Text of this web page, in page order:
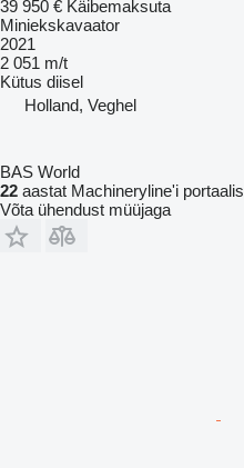
39 950 € Käibemaksuta
Miniekskavaator
2021
2 051 m/t
Kütus diisel
Holland, Veghel
BAS World
22 aastat Machineryline'i portaalis
Võta ühendust müüjaga